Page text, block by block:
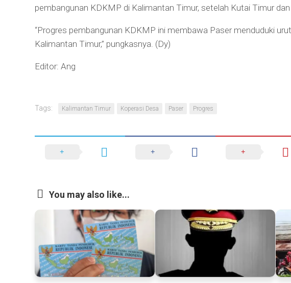
pembangunan KDKMP di Kalimantan Timur, setelah Kutai Timur
“Progres pembangunan KDKMP ini membawa Paser menduduki
Kalimantan Timur,” pungkasnya. (Dy)
Editor: Ang
Tags: Kalimantan Timur Koperasi Desa Paser Progres
You may also like...